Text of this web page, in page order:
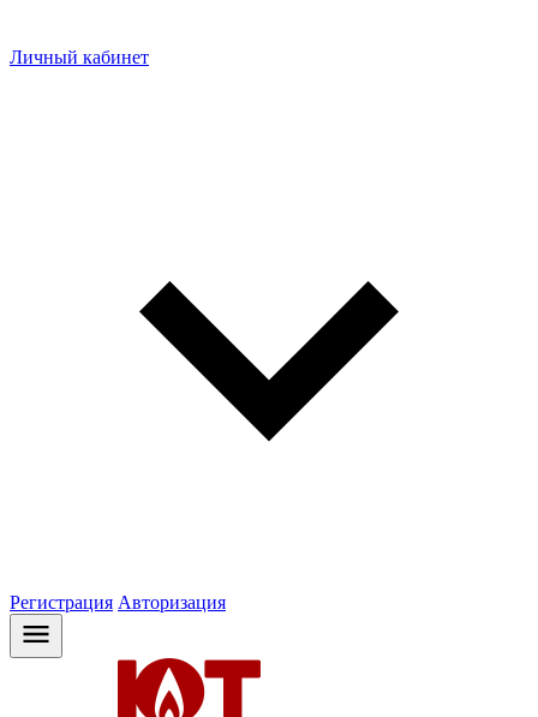
Личный кабинет
Регистрация Авторизация